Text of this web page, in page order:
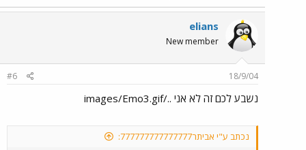
elians
New member
18/9/04
#6
נשבע לכם זה לא אני ../images/Emo3.gif
נכתב ע"י אביתר777777777777777: